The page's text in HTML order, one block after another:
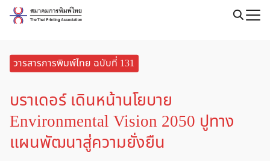
Skip
วารสารการพิมพ์ไทย ฉบับที่ 131
บราเดอร์ เดินหน้านโยบาย
Environmental Vision 2050 ปูทาง
แผนพัฒนาสู่ความยั่งยืน